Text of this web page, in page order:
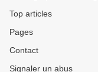
Top articles
Pages
Contact
Signaler un abus